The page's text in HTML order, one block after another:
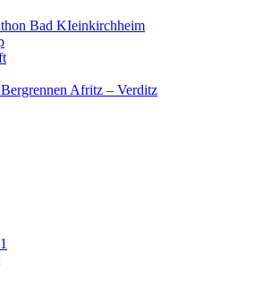
Bad KIeinkirchheim
Afritz – Verditz